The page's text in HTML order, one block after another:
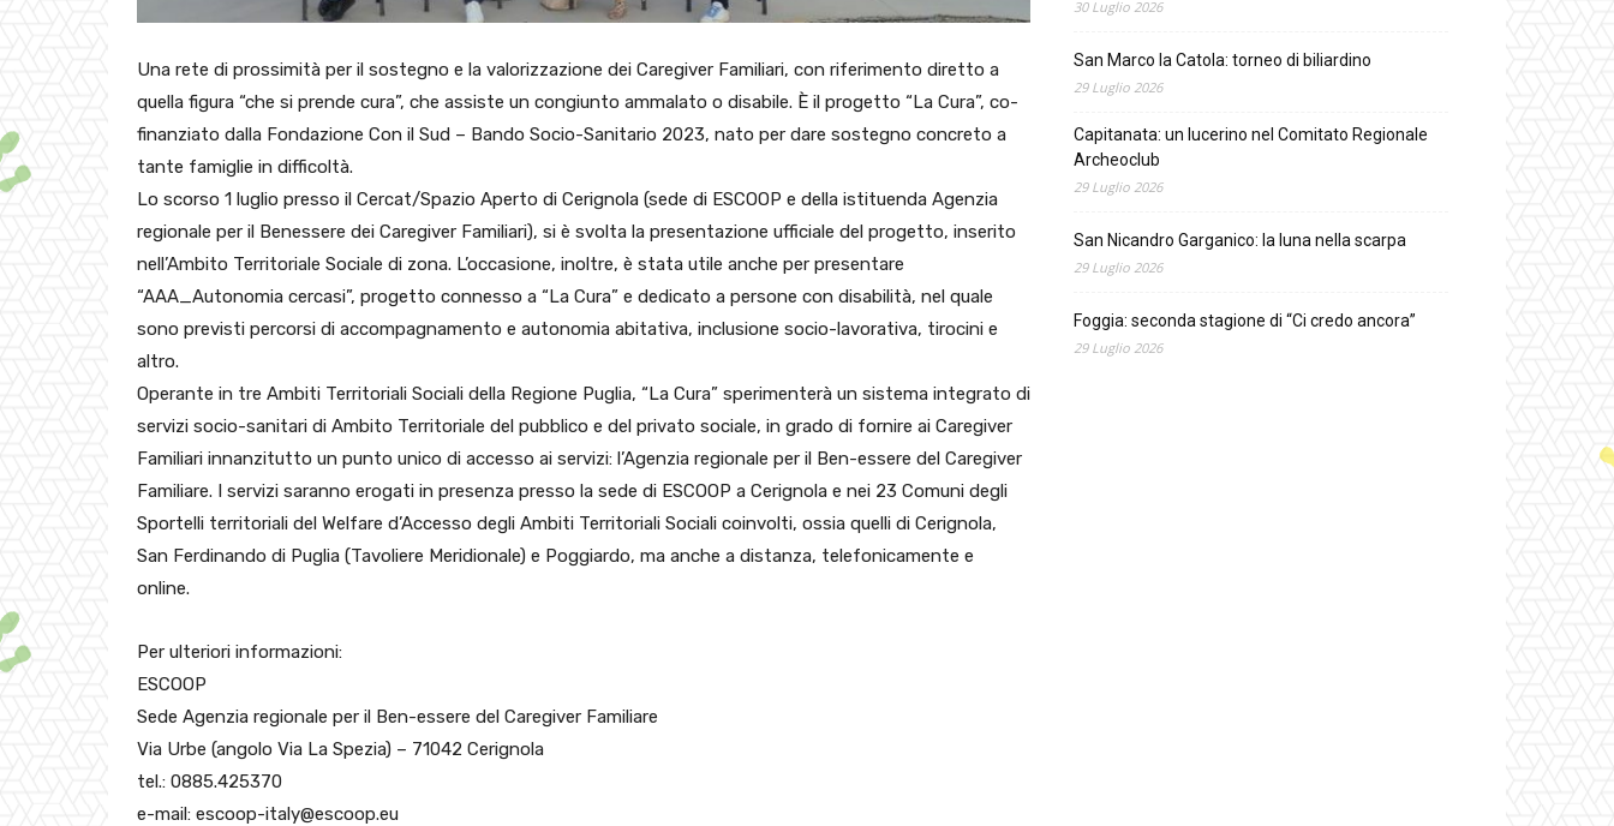
Una rete di prossimità per il sostegno e la valorizzazione dei Caregiver Familiari, con riferimento diretto a
quella figura “che si prende cura”, che assiste un congiunto ammalato o disabile. È il progetto “La Cura”, co-
finanziato dalla Fondazione Con il Sud – Bando Socio-Sanitario 2023, nato per dare sostegno concreto a
tante famiglie in difficoltà.
Lo scorso 1 luglio presso il Cercat/Spazio Aperto di Cerignola (sede di ESCOOP e della istituenda Agenzia
regionale per il Benessere dei Caregiver Familiari), si è svolta la presentazione ufficiale del progetto, inserito
nell’Ambito Territoriale Sociale di zona. L’occasione, inoltre, è stata utile anche per presentare
“AAA_Autonomia cercasi”, progetto connesso a “La Cura” e dedicato a persone con disabilità, nel quale
sono previsti percorsi di accompagnamento e autonomia abitativa, inclusione socio-lavorativa, tirocini e
altro.
Operante in tre Ambiti Territoriali Sociali della Regione Puglia, “La Cura” sperimenterà un sistema integrato di
servizi socio-sanitari di Ambito Territoriale del pubblico e del privato sociale, in grado di fornire ai Caregiver
Familiari innanzitutto un punto unico di accesso ai servizi: l’Agenzia regionale per il Ben-essere del Caregiver
Familiare. I servizi saranno erogati in presenza presso la sede di ESCOOP a Cerignola e nei 23 Comuni degli
Sportelli territoriali del Welfare d’Accesso degli Ambiti Territoriali Sociali coinvolti, ossia quelli di Cerignola,
San Ferdinando di Puglia (Tavoliere Meridionale) e Poggiardo, ma anche a distanza, telefonicamente e
online.
Per ulteriori informazioni:
ESCOOP
Sede Agenzia regionale per il Ben-essere del Caregiver Familiare
Via Urbe (angolo Via La Spezia) – 71042 Cerignola
tel.: 0885.425370
e-mail: escoop-italy@escoop.eu
30 Luglio 2026
San Marco la Catola: torneo di biliardino
29 Luglio 2026
Capitanata: un lucerino nel Comitato Regionale
Archeoclub
29 Luglio 2026
San Nicandro Garganico: la luna nella scarpa
29 Luglio 2026
Foggia: seconda stagione di “Ci credo ancora”
29 Luglio 2026